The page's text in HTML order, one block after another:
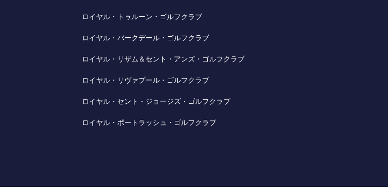
ロイヤル・トゥルーン・ゴルフクラブ
ロイヤル・バークデール・ゴルフクラブ
ロイヤル・リザム＆セント・アンズ・ゴルフクラブ
ロイヤル・リヴァプール・ゴルフクラブ
ロイヤル・セント・ジョージズ・ゴルフクラブ
ロイヤル・ポートラッシュ・ゴルフクラブ